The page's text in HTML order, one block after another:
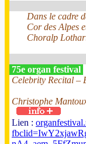
Dans le cadre
Cor des Alpes
Choralp
75e organ festival
Celebrity Recital –
Christophe
Lien :